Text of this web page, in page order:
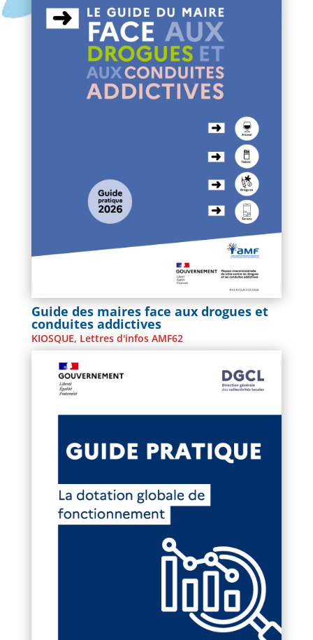
Guide des maires face aux drogues et
conduites addictives
KIOSQUE, Lettres d'infos AMF62